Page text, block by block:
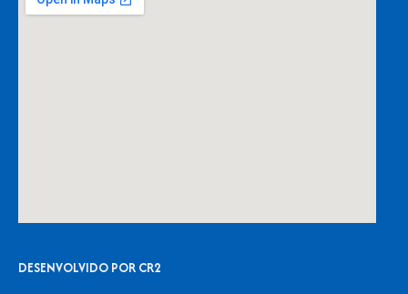
DESENVOLVIDO POR CR2